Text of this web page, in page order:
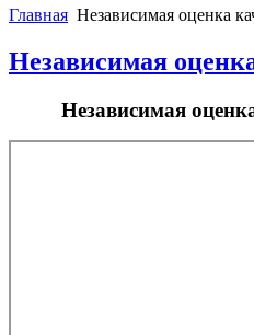
Главная Независимая оценка
Независимая
Независимая